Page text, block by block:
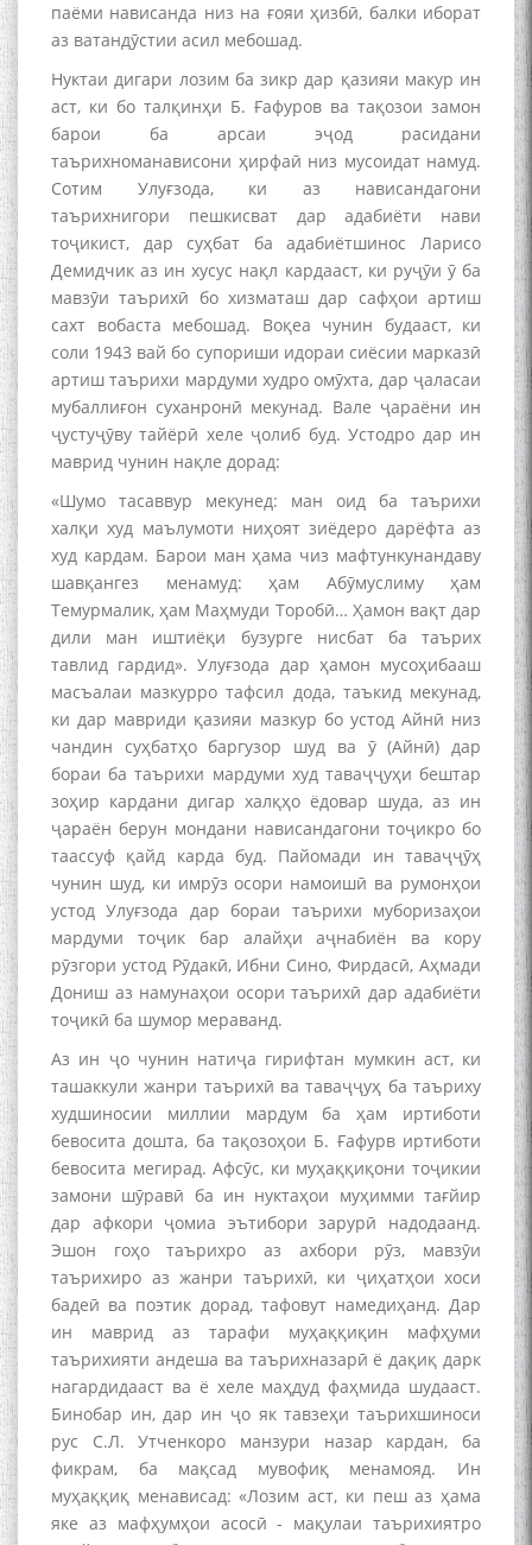
паёми нависанда низ на ғояи ҳизбӣ, балки иборат
аз ватандӯстии асил мебошад.
Нуктаи дигари лозим ба зикр дар қазияи макур ин
аст, ки бо талқинҳи Б. Ғафуров ва тақозои замон
барои ба арсаи эҷод расидани
таърихноманависони ҳирфаӣ низ мусоидат намуд.
Сотим Улуғзода, ки аз нависандагони
таърихнигори пешкисват дар адабиёти нави
тоҷикист, дар суҳбат ба адабиётшинос Ларисо
Демидчик аз ин хусус нақл кардааст, ки руҷӯи ӯ ба
мавзӯи таърихӣ бо хизматаш дар сафҳои артиш
сахт вобаста мебошад. Воқеа чунин будааст, ки
соли 1943 вай бо супориши идораи сиёсии марказӣ
артиш таърихи мардуми худро омӯхта, дар ҷаласаи
мубаллиғон суханронӣ мекунад. Вале ҷараёни ин
ҷустуҷӯву тайёрӣ хеле ҷолиб буд. Устодро дар ин
маврид чунин нақле дорад:
«Шумо тасаввур мекунед: ман оид ба таърихи
халқи худ маълумоти ниҳоят зиёдеро дарёфта аз
худ кардам. Барои ман ҳама чиз мафтункунандаву
шавқангез менамуд: ҳам Абӯмуслиму ҳам
Темурмалик, ҳам Маҳмуди Торобӣ… Ҳамон вақт дар
дили ман иштиёқи бузурге нисбат ба таърих
тавлид гардид». Улуғзода дар ҳамон мусоҳибааш
масъалаи мазкурро тафсил дода, таъкид мекунад,
ки дар мавриди қазияи мазкур бо устод Айнӣ низ
чандин суҳбатҳо баргузор шуд ва ӯ (Айнӣ) дар
бораи ба таърихи мардуми худ таваҷҷуҳи бештар
зоҳир кардани дигар халқҳо ёдовар шуда, аз ин
ҷараён берун мондани нависандагони тоҷикро бо
таассуф қайд карда буд. Пайомади ин таваҷҷӯҳ
чунин шуд, ки имрӯз осори намоишӣ ва румонҳои
устод Улуғзода дар бораи таърихи муборизаҳои
мардуми тоҷик бар алайҳи аҷнабиён ва кору
рӯзгори устод Рӯдакӣ, Ибни Сино, Фирдасӣ, Аҳмади
Дониш аз намунаҳои осори таърихӣ дар адабиёти
тоҷикӣ ба шумор мераванд.
Аз ин ҷо чунин натиҷа гирифтан мумкин аст, ки
ташаккули жанри таърихӣ ва таваҷҷуҳ ба таъриху
худшиносии миллии мардум ба ҳам иртиботи
бевосита дошта, ба тақозоҳои Б. Ғафурв иртиботи
бевосита мегирад. Афсӯс, ки муҳаққиқони тоҷикии
замони шӯравӣ ба ин нуктаҳои муҳимми тағйир
дар афкори ҷомиа эътибори зарурӣ надодаанд.
Эшон гоҳо таърихро аз ахбори рӯз, мавзӯи
таърихиро аз жанри таърихӣ, ки ҷиҳатҳои хоси
бадеӣ ва поэтик дорад, тафовут намедиҳанд. Дар
ин маврид аз тарафи муҳаққиқин мафҳуми
таърихияти андеша ва таърихназарӣ ё дақиқ дарк
нагардидааст ва ё хеле маҳдуд фаҳмида шудааст.
Бинобар ин, дар ин ҷо як тавзеҳи таърихшиноси
рус С.Л. Утченкоро манзури назар кардан, ба
фикрам, ба мақсад мувофиқ менамояд. Ин
муҳаққиқ менависад: «Лозим аст, ки пеш аз ҳама
яке аз мафҳумҳои асосӣ - мақулаи таърихиятро